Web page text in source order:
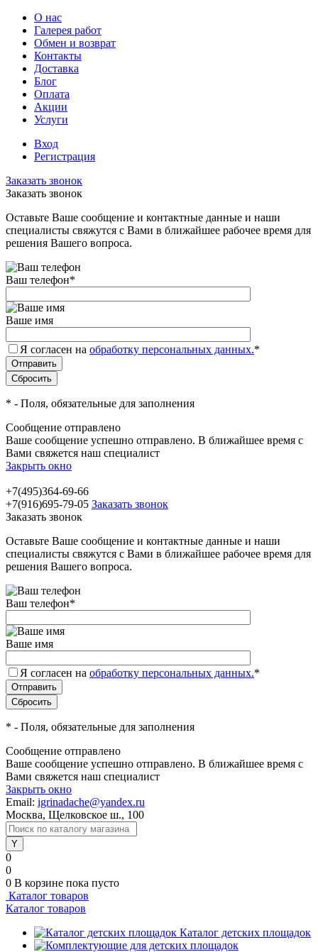
О нас
Галерея работ
Обмен и возврат
Контакты
Доставка
Блог
Оплата
Акции
Услуги
Вход
Регистрация
Заказать звонок
Заказать звонок
Оставьте Ваше сообщение и контактные данные и наши
специалисты свяжутся с Вами в ближайшее рабочее время для
решения Вашего вопроса.
Ваш телефон*
Ваше имя
Я согласен на обработку персональных данных.*
* - Поля, обязательные для заполнения
Сообщение отправлено
Ваше сообщение успешно отправлено. В ближайшее время с
Вами свяжется наш специалист
Закрыть окно
+7(495)364-69-66
+7(916)695-79-05 Заказать звонок
Заказать звонок
Оставьте Ваше сообщение и контактные данные и наши
специалисты свяжутся с Вами в ближайшее рабочее время для
решения Вашего вопроса.
Ваш телефон*
Ваше имя
Я согласен на обработку персональных данных.*
* - Поля, обязательные для заполнения
Сообщение отправлено
Ваше сообщение успешно отправлено. В ближайшее время с
Вами свяжется наш специалист
Закрыть окно
Email: igrinadache@yandex.ru
Москва, Щелковское ш., 100
0
0
0 В корзине пока пусто
Каталог товаров
Каталог товаров
Каталог детских площадок